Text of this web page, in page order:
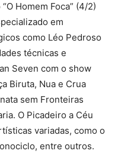
Homem Foca” (4/2)
em
como Léo Pedroso
técnicas e
Seven com o show
Biruta, Nua e Crua
sem Fronteiras
O Picadeiro a Céu
variadas, como o
entre outros.